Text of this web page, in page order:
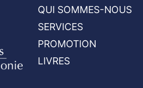
QUI SOMMES-NOUS
SERVICES
PROMOTION
LIVRES